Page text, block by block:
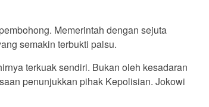
Memerintah dengan sejuta
semakin terbukti palsu.
terkuak sendiri. Bukan oleh kesadaran
penunjukkan pihak Kepolisian. Jokowi